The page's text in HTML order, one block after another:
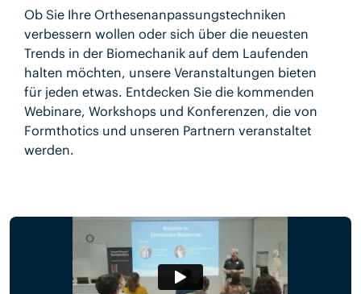
Ob Sie Ihre Orthesenanpassungstechniken
verbessern wollen oder sich über die neuesten
Trends in der Biomechanik auf dem Laufenden
halten möchten, unsere Veranstaltungen bieten
für jeden etwas. Entdecken Sie die kommenden
Webinare, Workshops und Konferenzen, die von
Formthotics und unseren Partnern veranstaltet
werden.